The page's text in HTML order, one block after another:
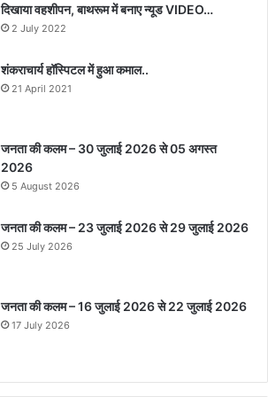
दिखाया वहशीपन, बाथरूम में बनाए न्यूड VIDEO…
2 July 2022
शंकराचार्य हॉस्पिटल में हुआ कमाल..
21 April 2021
जनता की कलम – 30 जुलाई 2026 से 05 अगस्त
2026
5 August 2026
जनता की कलम – 23 जुलाई 2026 से 29 जुलाई 2026
25 July 2026
जनता की कलम – 16 जुलाई 2026 से 22 जुलाई 2026
17 July 2026